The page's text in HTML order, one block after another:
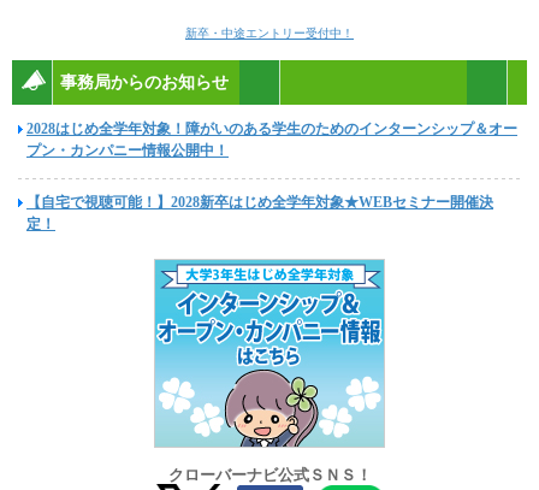
新卒・中途エントリー受付中！
事務局からのお知らせ
2028はじめ全学年対象！障がいのある学生のためのインターンシップ＆オー
プン・カンパニー情報公開中！
【自宅で視聴可能！】2028新卒はじめ全学年対象★WEBセミナー開催決
定！
クローバーナビ公式ＳＮＳ！